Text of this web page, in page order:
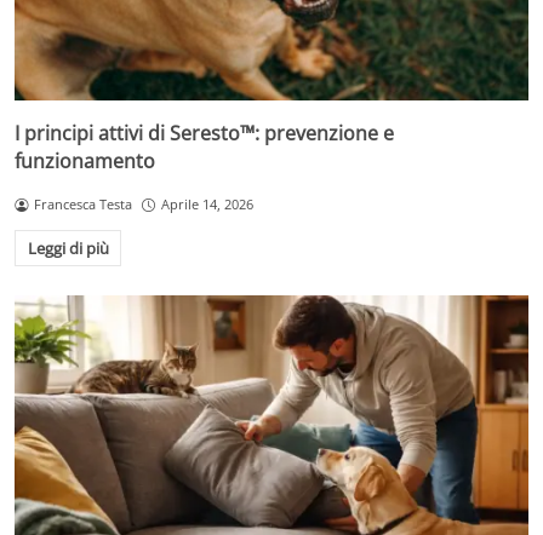
I principi attivi di Seresto™: prevenzione e
funzionamento
Francesca Testa Aprile 14, 2026
Leggi di più